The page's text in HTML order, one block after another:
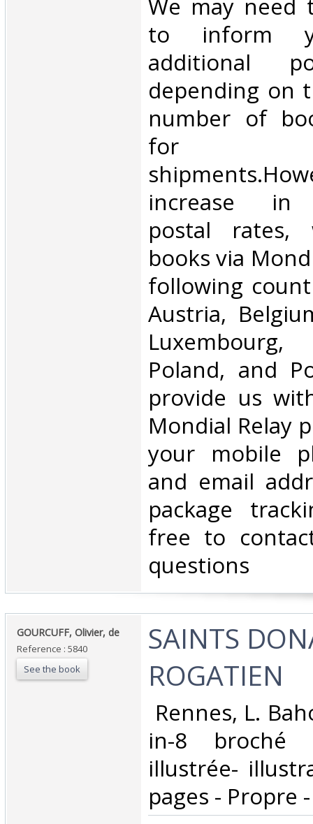
We may need
to inform
additional
depending on
number of
for
increase in
postal
books via
following
Austria,
Poland, and
provide us
Mondial Relay
your mobile
and email
package
free to
questions‎
‎GOURCUFF, Olivier, de ‎
Reference : 5840
See the book
‎SAINTS
ROGATIEN‎
Rennes, L.
in-8 broché
illustrée-
pages - Propre